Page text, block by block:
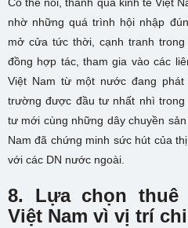
Có thể nói, thành quả kinh tế Việt
nhờ những quá trình hội nhập
mở cửa tức thời, cạnh tranh
đồng hợp tác, tham gia vào các
Việt Nam từ một nước đang
trường được đầu tư nhất nhì
tư mới cùng những dây chuyền
Nam đã chứng minh sức hút của
với các DN nước ngoài.
8. Lựa chọn thuê
Việt Nam vì vị trí